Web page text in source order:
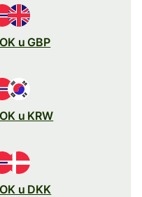
u GBP
u KRW
u DKK